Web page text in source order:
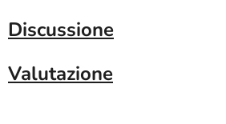
Discussione
Valutazione